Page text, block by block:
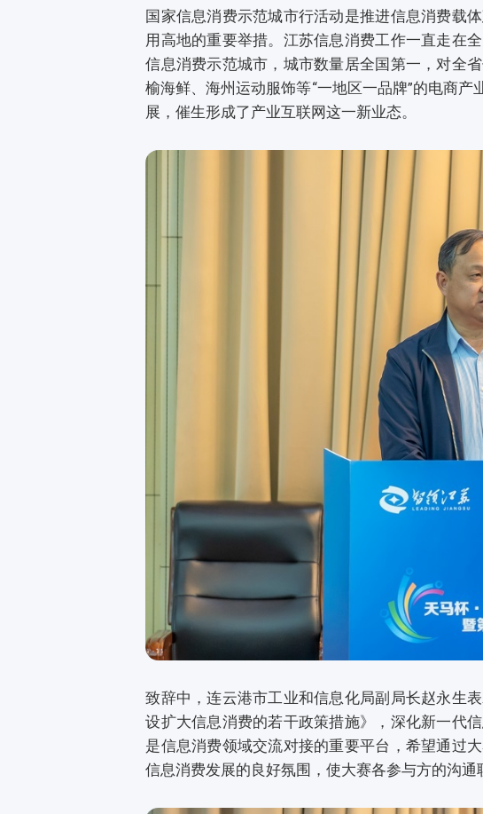
国家信息消费示范城市行活动是推进信息消费载
用高地的重要举措。江苏信息消费工作一直走在
信息消费示范城市，城市数量居全国第一，对全
榆海鲜、海州运动服饰等“一地区一品牌”的电商
展，催生形成了产业互联网这一新业态。
致辞中，连云港市工业和信息化局副局长赵永生
设扩大信息消费的若干政策措施》，深化新一代
是信息消费领域交流对接的重要平台，希望通过
信息消费发展的良好氛围，使大赛各参与方的沟通